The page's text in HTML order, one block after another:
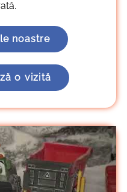
noastre
o vizită